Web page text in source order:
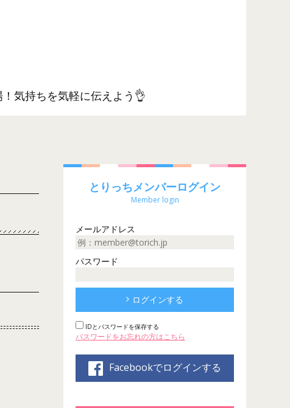
気持ちを気軽に伝えよう👌
とりっちメンバーログイン
Member login
メールアドレス
パスワード
ログインする
IDとパスワードを保存する
パスワードをお忘れの方はこちら
Facebookでログインする